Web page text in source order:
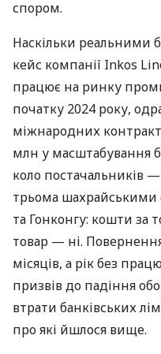
спором.
Наскільки реальними
кейс компанії Inkos
працює на ринку
початку 2024 року,
міжнародних
млн у масштабування
коло постачальників —
трьома шахрайськими
та Гонконгу: кошти за
товар — ні.
місяців, а рік без
призвів до падіння
втрати банківських
про які йшлося вище.